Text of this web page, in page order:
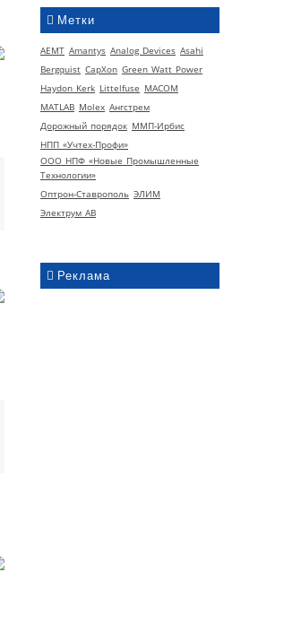
Метки
AEMT Amantys Analog Devices Asahi
Bergquist CapXon Green Watt Power
Haydon Kerk Littelfuse MACOM
MATLAB Molex Ангстрем
Дорожный порядок ММП-Ирбис
НПП «Учтех-Профи»
ООО НПФ «Новые Промышленные
Технологии»
Оптрон-Ставрополь ЭЛИМ
Электрум АВ
Реклама